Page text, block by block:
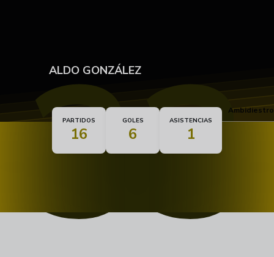
33
ALDO GONZÁLEZ
Pie dominante Ambidiestro
PARTIDOS
16
GOLES
6
ASISTENCIAS
1